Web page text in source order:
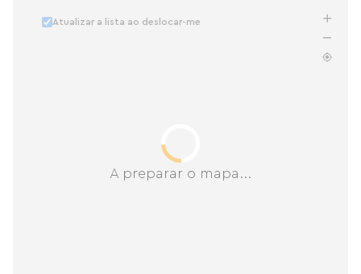
A preparar o mapa...
Atualizar a lista ao deslocar-me